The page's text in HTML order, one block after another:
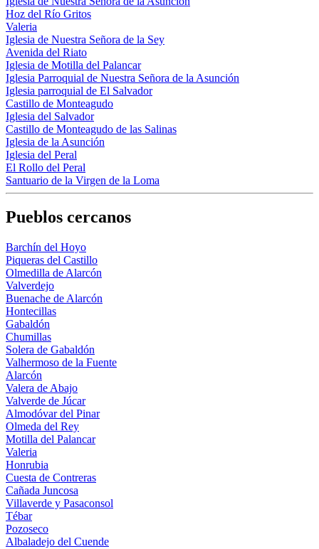
Hoz del Río Gritos
Valeria
Iglesia de Nuestra Señora de la Sey
Avenida del Riato
Iglesia de Motilla del Palancar
Iglesia Parroquial de Nuestra Señora de la Asunción
Iglesia parroquial de El Salvador
Castillo de Monteagudo
Iglesia del Salvador
Castillo de Monteagudo de las Salinas
Iglesia de la Asunción
Iglesia del Peral
El Rollo del Peral
Santuario de la Virgen de la Loma
Pueblos cercanos
Barchín del Hoyo
Piqueras del Castillo
Olmedilla de Alarcón
Valverdejo
Buenache de Alarcón
Hontecillas
Gabaldón
Chumillas
Solera de Gabaldón
Valhermoso de la Fuente
Alarcón
Valera de Abajo
Valverde de Júcar
Almodóvar del Pinar
Olmeda del Rey
Motilla del Palancar
Valeria
Honrubia
Cuesta de Contreras
Cañada Juncosa
Villaverde y Pasaconsol
Tébar
Pozoseco
Albaladejo del Cuende